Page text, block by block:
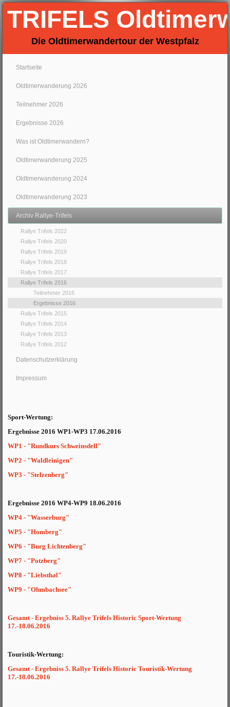
TRIFELS
Die Oldtimerwandertour der Westpfalz
Startseite
Oldtimerwanderung 2026
Teilnehmer 2026
Ergebnisse 2026
Was ist Oldtimerwandern?
Oldtimerwanderung 2025
Oldtimerwanderung 2024
Oldtimerwanderung 2023
Archiv Rallye-Trifels
Rallye Trifels 2022
Rallye Trifels 2020
Rallye Trifels 2019
Rallye Trifels 2018
Rallye Trifels 2017
Rallye Trifels 2016
Teilnehmer 2016
Ergebnisse 2016
Rallye Trifels 2015
Rallye Trifels 2014
Rallye Trifels 2013
Rallye Trifels 2012
Datenschutzerklärung
Impressum
Sport-Wertung:
Ergebnisse 2016 WP1-WP3 17.06.2016
WP1 - "Rundkurs Schweinsdell"
WP2 - "Waldleinigen"
WP3 - "Stelzenberg"
Ergebnisse 2016 WP4-WP9 18.06.2016
WP4 - "Wasserburg"
WP5 - "Homberg"
WP6 - "Burg Lichtenberg"
WP7 - "Potzberg"
WP8 - "Liebsthal"
WP9 - "Ohmbachsee"
Gesamt - Ergebniss 5. Rallye Trifels Historic Sport-Wertung
17.-18.06.2016
Touristik-Wertung:
Gesamt - Ergebniss 5. Rallye Trifels Historic Touristik-Wertung
17.-18.06.2016